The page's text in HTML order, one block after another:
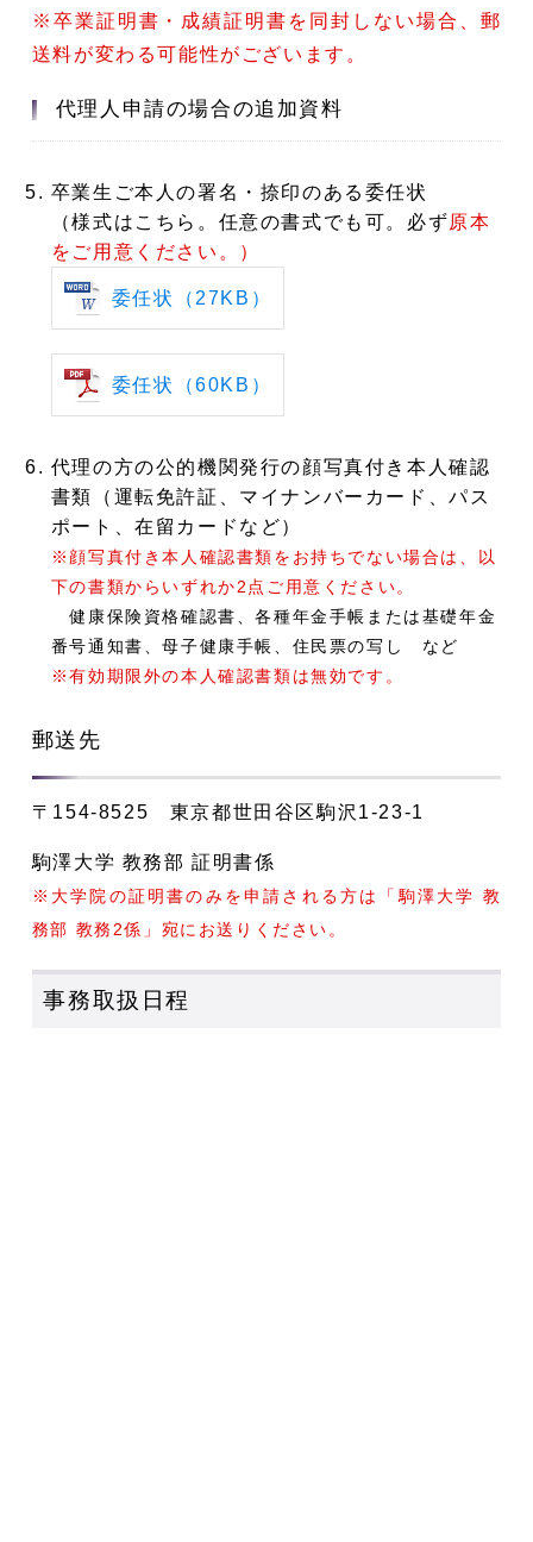
※卒業証明書・成績証明書を同封しない場合、郵
送料が変わる可能性がございます。
代理人申請の場合の追加資料
卒業生ご本人の署名・捺印のある委任状
（様式はこちら。任意の書式でも可。必ず原本
をご用意ください。）
委任状（27KB）
委任状（60KB）
代理の方の公的機関発行の顔写真付き本人確認
書類（運転免許証、マイナンバーカード、パス
ポート、在留カードなど）
※顔写真付き本人確認書類をお持ちでない場合は、以
下の書類からいずれか2点ご用意ください。
健康保険資格確認書、各種年金手帳または基礎年金
番号通知書、母子健康手帳、住民票の写し など
※有効期限外の本人確認書類は無効です。
郵送先
〒154-8525 東京都世田谷区駒沢1-23-1
駒澤大学 教務部 証明書係
※大学院の証明書のみを申請される方は「駒澤大学 教
務部 教務2係」宛にお送りください。
事務取扱日程